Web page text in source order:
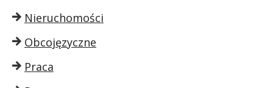
Nieruchomości
Obcojęzyczne
Praca